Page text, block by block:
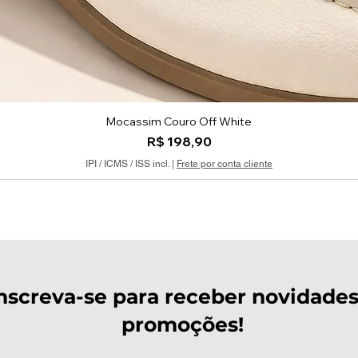
Visualização rápida
Mocassim Couro Off White
Preço
R$ 198,90
IPI / ICMS / ISS incl.| Frete por conta cliente
se para receber
promoções!